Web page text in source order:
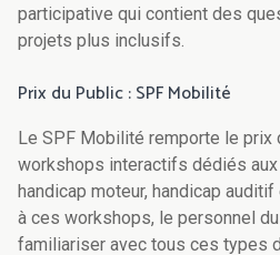
participative qui contient des
projets plus inclusifs.
Prix du Public : SPF Mobilité
Le SPF Mobilité remporte le prix
workshops interactifs dédiés aux
handicap moteur, handicap
à ces workshops, le personnel
familiariser avec tous ces types